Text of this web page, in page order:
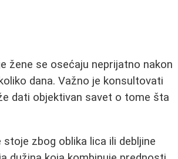
žene se osećaju neprijatno nakon
dana. Važno je konsultovati
dati objektivan savet o tome šta
zbog oblika lica ili debljine